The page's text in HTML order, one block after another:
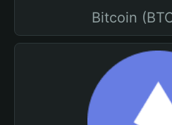
Bitcoin